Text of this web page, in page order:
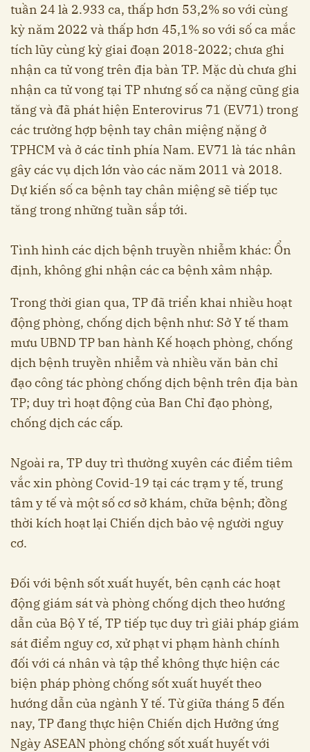
tuần 24 là 2.933 ca, thấp hơn 53,2% so với cùng
kỳ năm 2022 và thấp hơn 45,1% so với số ca mắc
tích lũy cùng kỳ giai đoạn 2018-2022; chưa ghi
nhận ca tử vong trên địa bàn TP. Mặc dù chưa ghi
nhận ca tử vong tại TP nhưng số ca nặng cũng gia
tăng và đã phát hiện Enterovirus 71 (EV71) trong
các trường hợp bệnh tay chân miệng nặng ở
TPHCM và ở các tỉnh phía Nam. EV71 là tác nhân
gây các vụ dịch lớn vào các năm 2011 và 2018.
Dự kiến số ca bệnh tay chân miệng sẽ tiếp tục
tăng trong những tuần sắp tới.
Tình hình các dịch bệnh truyền nhiễm khác: Ổn
định, không ghi nhận các ca bệnh xâm nhập.
Trong thời gian qua, TP đã triển khai nhiều hoạt
động phòng, chống dịch bệnh như: Sở Y tế tham
mưu UBND TP ban hành Kế hoạch phòng, chống
dịch bệnh truyền nhiễm và nhiều văn bản chỉ
đạo công tác phòng chống dịch bệnh trên địa bàn
TP; duy trì hoạt động của Ban Chỉ đạo phòng,
chống dịch các cấp.
Ngoài ra, TP duy trì thường xuyên các điểm tiêm
vắc xin phòng Covid-19 tại các trạm y tế, trung
tâm y tế và một số cơ sở khám, chữa bệnh; đồng
thời kích hoạt lại Chiến dịch bảo vệ người nguy
cơ.
Đối với bệnh sốt xuất huyết, bên cạnh các hoạt
động giám sát và phòng chống dịch theo hướng
dẫn của Bộ Y tế, TP tiếp tục duy trì giải pháp giám
sát điểm nguy cơ, xử phạt vi phạm hành chính
đối với cá nhân và tập thể không thực hiện các
biện pháp phòng chống sốt xuất huyết theo
hướng dẫn của ngành Y tế. Từ giữa tháng 5 đến
nay, TP đang thực hiện Chiến dịch Hưởng ứng
Ngày ASEAN phòng chống sốt xuất huyết với